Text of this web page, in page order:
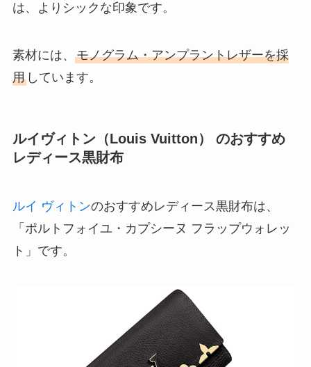
は、よりシックな印象です。
素材には、 モノグラム・アンプラントレザーを採
用しています。
ルイヴィトン（Louis Vuitton） のおすすめ
レディース黒財布
ルイ ヴィトンのおすすめレディース黒財布は、
「ポルトフォイユ・カプシーヌ フラップウォレッ
ト」です。